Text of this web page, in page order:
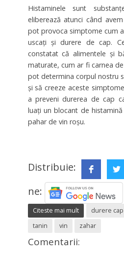
Histaminele sunt
eliberează atunci când
pot provoca simptome cum
uscaţi şi durere de cap.
constatat că alimentele şi
maturate, cum ar fi carnea
pot determina corpul nostru
şi să creeze aceste
a preveni durerea de cap
luaţi un blocant de
pahar de vin roşu.
Distribuie:
ne:
Citeste mai mult durere cap
tanin
vin zahar
Comentarii: